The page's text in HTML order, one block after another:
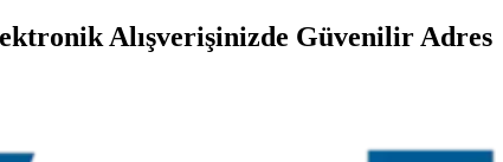
Alışverişinizde Güvenilir Adres